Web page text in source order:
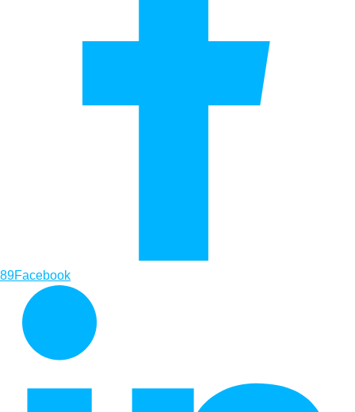
89Facebook